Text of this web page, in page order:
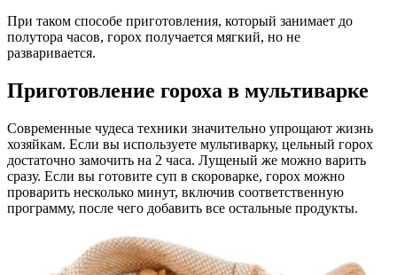
При таком способе приготовления, который занимает до
полутора часов, горох получается мягкий, но не
разваривается.
Приготовление гороха в мультиварке
Современные чудеса техники значительно упрощают жизнь
хозяйкам. Если вы используете мультиварку, цельный горох
достаточно замочить на 2 часа. Лущеный же можно варить
сразу. Если вы готовите суп в скороварке, горох можно
проварить несколько минут, включив соответственную
программу, после чего добавить все остальные продукты.